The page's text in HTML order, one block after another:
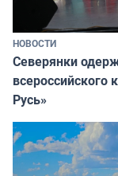
НОВОСТИ
Северянки
всероссийского
Русь»